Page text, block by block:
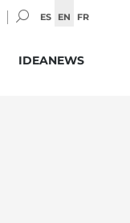
SEARCH:
ES EN FR
IDEANEWS